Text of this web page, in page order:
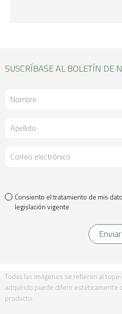
SUSCRÍBASE AL BOLETÍN DE
Consiento el tratamiento de mis
legislación vigente
Todas las imágenes se refieren al
adquirido puede diferir estéticamente
producto.